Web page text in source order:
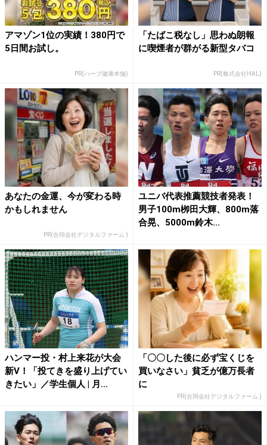
アマゾン1位の実績！380円で
5日間お試し。
PR(ハーブ健康本舗)
「たばこ税なし」思わぬ朗報
に喫煙者が群がる新型タバコ
PR(株式会社HAL)
あなたの金運、今が変わる時
かもしれません
PR(合同会社デジタルファーム )
ユニバ代表推薦競技者発表！
男子100m栁田大輝、800m落
合晃、5000m鈴木...
ハンマー投・村上来花が大会
新V！「投てきを盛り上げてい
きたい」／学生個人 | 月...
「〇〇した後に必ず宝くじを
買いなさい」貧乏が億万長者
に
PR(合同会社デジタルファーム )